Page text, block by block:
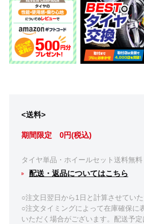
<送料>
期間限定 0円(税込)
タイヤ単品・ホイールセット送料無料
配送・返品についてはこちら
○注文日翌日から1日と計算させていた
○注文タイミングによって在庫確保に
いただく場合がございます。配送予